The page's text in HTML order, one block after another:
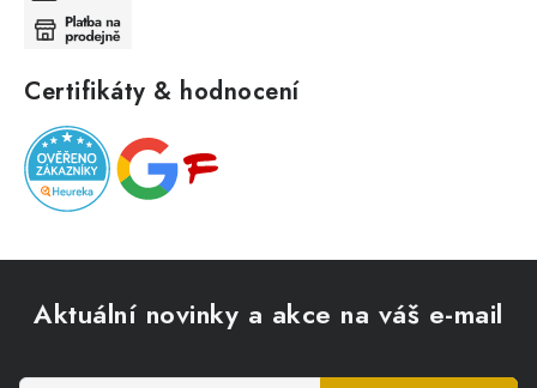
Certifikáty & hodnocení
Aktuální novinky a akce na váš e-mail